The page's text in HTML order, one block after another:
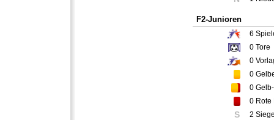
F2-Junioren
6
0 Tore
0
0
0
0 Rote
S 2